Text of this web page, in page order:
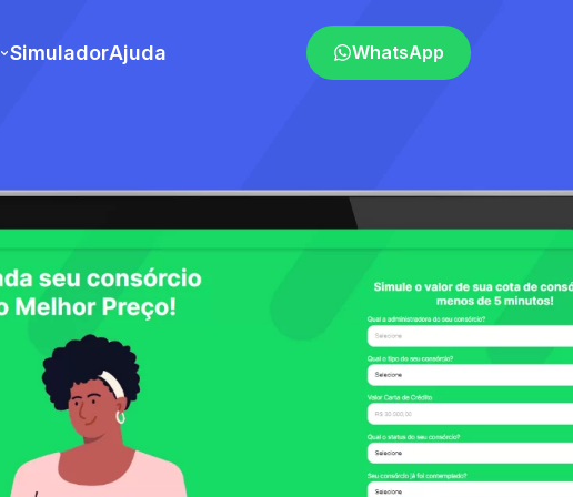
SimuladorAjuda WhatsApp